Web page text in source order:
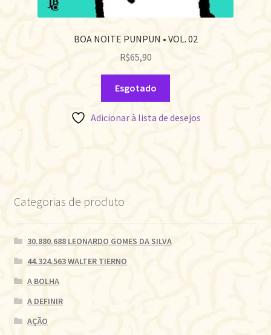
BOA NOITE PUNPUN • VOL. 02
R$65,90
Esgotado
Adicionar à lista de desejos
Categorias de produto
30.880.688 LEONARDO GOMES DA SILVA
44.324.563 WALTER TIERNO
A BOLHA
A DEFINIR
AÇÃO